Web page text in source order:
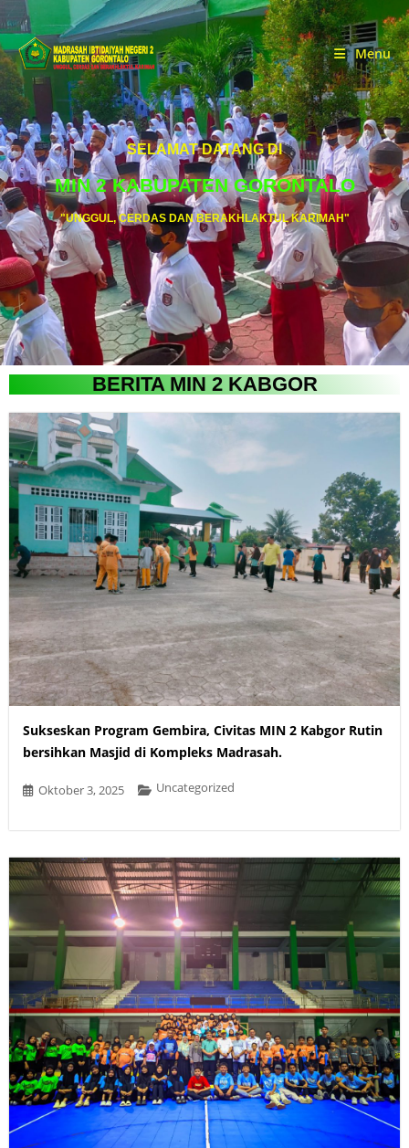
Menu
SELAMAT DATANG DI
MIN 2 KABUPATEN GORONTALO
"UNGGUL, CERDAS DAN BERAKHLAKTUL KARIMAH"
BERITA MIN 2 KABGOR
Sukseskan Program Gembira, Civitas MIN 2 Kabgor Rutin
bersihkan Masjid di Kompleks Madrasah.
Oktober 3, 2025 Uncategorized